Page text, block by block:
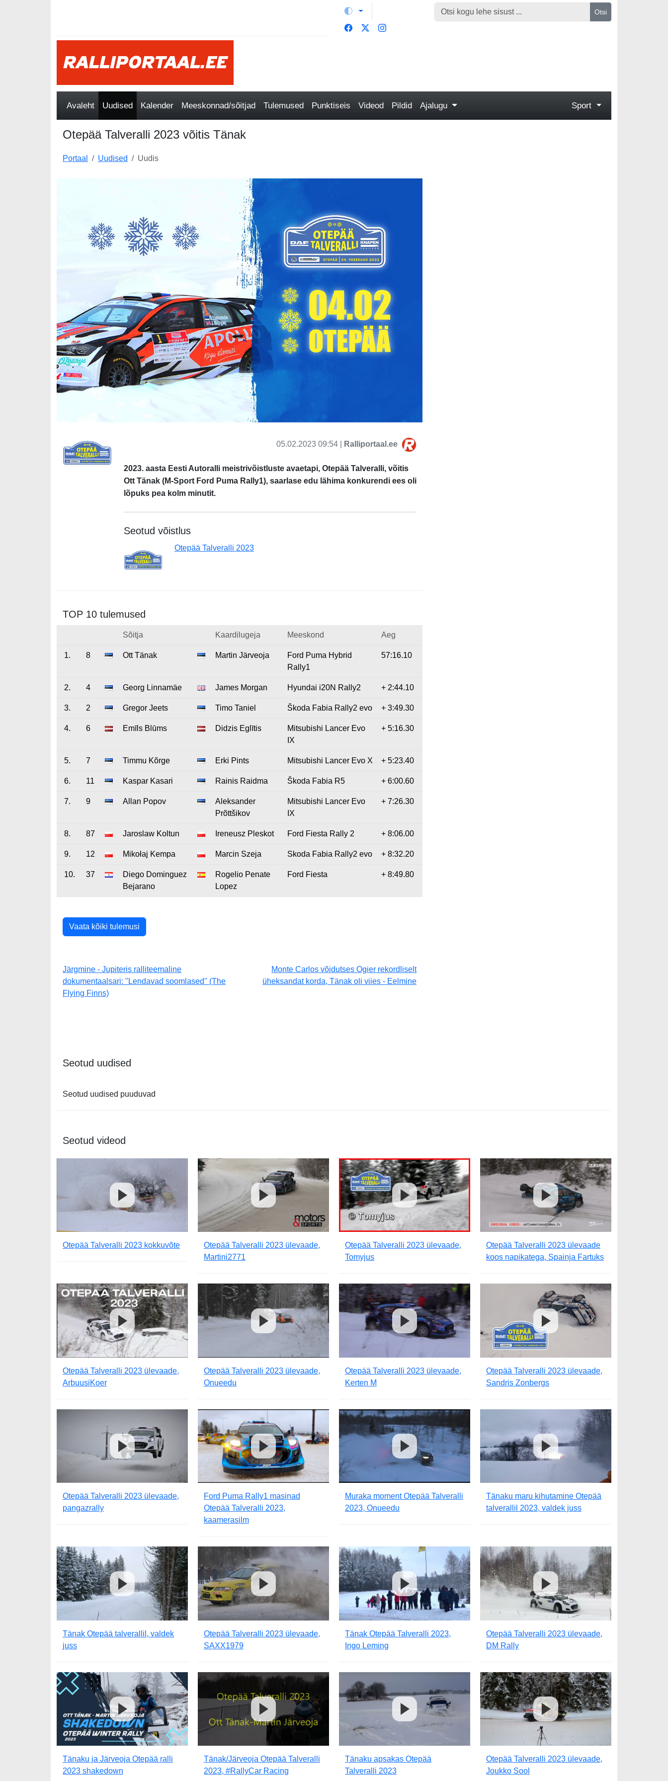
Otsi
Avaleht Uudised Kalender Meeskonnad/sõitjad Tulemused Punktiseis Videod Pildid Ajalugu Sport
Otepää Talveralli 2023 võitis Tänak
Portaal Uudised Uudis
05.02.2023 09:54 | Ralliportaal.ee
2023. aasta Eesti Autoralli meistrivõistluste avaetapi, Otepää Talveralli, võitis
Ott Tänak (M-Sport Ford Puma Rally1), saarlase edu lähima konkurendi ees oli
lõpuks pea kolm minutit.
Seotud võistlus
Otepää Talveralli 2023
TOP 10 tulemused
Sõitja Kaardilugeja Meeskond Aeg
1. 8 Ott Tänak Martin Järveoja
Ford Puma Hybrid
Rally1
57:16.10
2. 4 Georg Linnamäe James Morgan Hyundai i20N Rally2 + 2:44.10
3. 2 Gregor Jeets Timo Taniel Škoda Fabia Rally2 evo + 3:49.30
4. 6 Emīls Blūms Didzis Eglītis
Mitsubishi Lancer Evo
IX
+ 5:16.30
5. 7 Timmu Kõrge Erki Pints Mitsubishi Lancer Evo X + 5:23.40
6. 11 Kaspar Kasari Rainis Raidma Škoda Fabia R5 + 6:00.60
7. 9 Allan Popov
Aleksander
Prõttšikov
Mitsubishi Lancer Evo
IX
+ 7:26.30
8. 87 Jaroslaw Koltun Ireneusz Pleskot Ford Fiesta Rally 2 + 8:06.00
9. 12 Mikołaj Kempa Marcin Szeja Skoda Fabia Rally2 evo + 8:32.20
10. 37
Diego Dominguez
Bejarano
Rogelio Penate
Lopez
Ford Fiesta + 8:49.80
Vaata kõiki tulemusi
Järgmine - Jupiteris ralliteemaline
dokumentaalsari: "Lendavad soomlased" (The
Flying Finns)
Monte Carlos võidutses Ogier rekordliselt
üheksandat korda, Tänak oli viies - Eelmine
Seotud uudised
Seotud uudised puuduvad
Seotud videod
Otepää Talveralli 2023 kokkuvõte
Otepää Talveralli 2023 ülevaade,
Martini2771
Otepää Talveralli 2023 ülevaade,
Tomyjus
Otepää Talveralli 2023 ülevaade
koos napikatega, Spainja Fartuks
Otepää Talveralli 2023 ülevaade,
ArbuusiKoer
Otepää Talveralli 2023 ülevaade,
Onueedu
Otepää Talveralli 2023 ülevaade,
Kerten M
Otepää Talveralli 2023 ülevaade,
Sandris Zonbergs
Otepää Talveralli 2023 ülevaade,
pangazrally
Ford Puma Rally1 masinad
Otepää Talveralli 2023,
kaamerasilm
Muraka moment Otepää Talveralli
2023, Onueedu
Tänaku maru kihutamine Otepää
talverallil 2023, valdek juss
Tänak Otepää talverallil, valdek
juss
Otepää Talveralli 2023 ülevaade,
SAXX1979
Tänak Otepää Talveralli 2023,
Ingo Leming
Otepää Talveralli 2023 ülevaade,
DM Rally
Tänaku ja Järveoja Otepää ralli
2023 shakedown
Tänak/Järveoja Otepää Talveralli
2023, #RallyCar Racing
Tänaku apsakas Otepää
Talveralli 2023
Otepää Talveralli 2023 ülevaade,
Joukko Sool